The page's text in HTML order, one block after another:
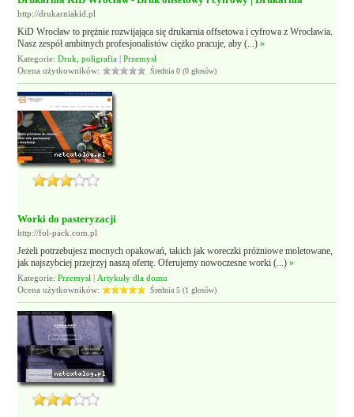
http://drukarniakid.pl
KiD Wrocław to prężnie rozwijająca się drukarnia offsetowa i cyfrowa z Wrocławia.
Nasz zespół ambitnych profesjonalistów ciężko pracuje, aby (...)»
Kategorie:Druk, poligrafia |Przemysł
Ocena użytkowników:
Średnia 0 (0 głosów)
Worki do pasteryzacji
http://fol-pack.com.pl
Jeżeli potrzebujesz mocnych opakowań, takich jak woreczki próżniowe moletowane,
jak najszybciej przejrzyj naszą ofertę. Oferujemy nowoczesne worki (...)»
Kategorie:Przemysł | Artykuły dla domu
Ocena użytkowników:
Średnia 5 (1 głosów)